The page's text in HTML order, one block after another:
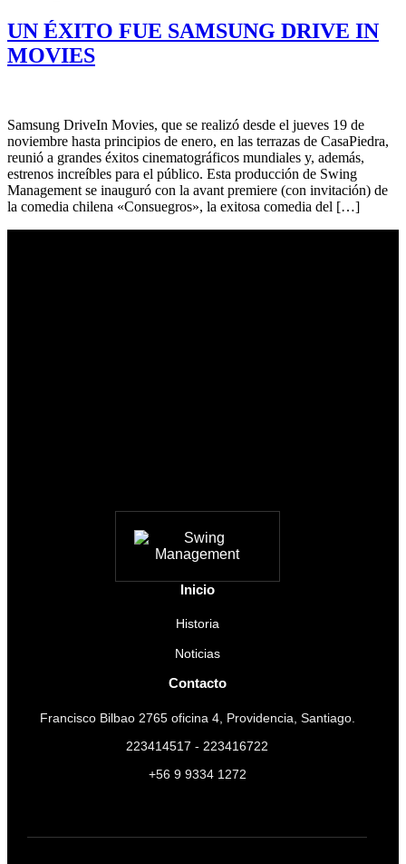
UN ÉXITO FUE SAMSUNG DRIVE IN
MOVIES
Samsung DriveIn Movies, que se realizó desde el jueves 19 de
noviembre hasta principios de enero, en las terrazas de CasaPiedra,
reunió a grandes éxitos cinematográficos mundiales y, además,
estrenos increíbles para el público. Esta producción de Swing
Management se inauguró con la avant premiere (con invitación) de
la comedia chilena «Consuegros», la exitosa comedia del […]
Inicio
Historia
Noticias
Contacto
Francisco Bilbao 2765 oficina 4, Providencia, Santiago.
223414517 - 223416722
+56 9 9334 1272